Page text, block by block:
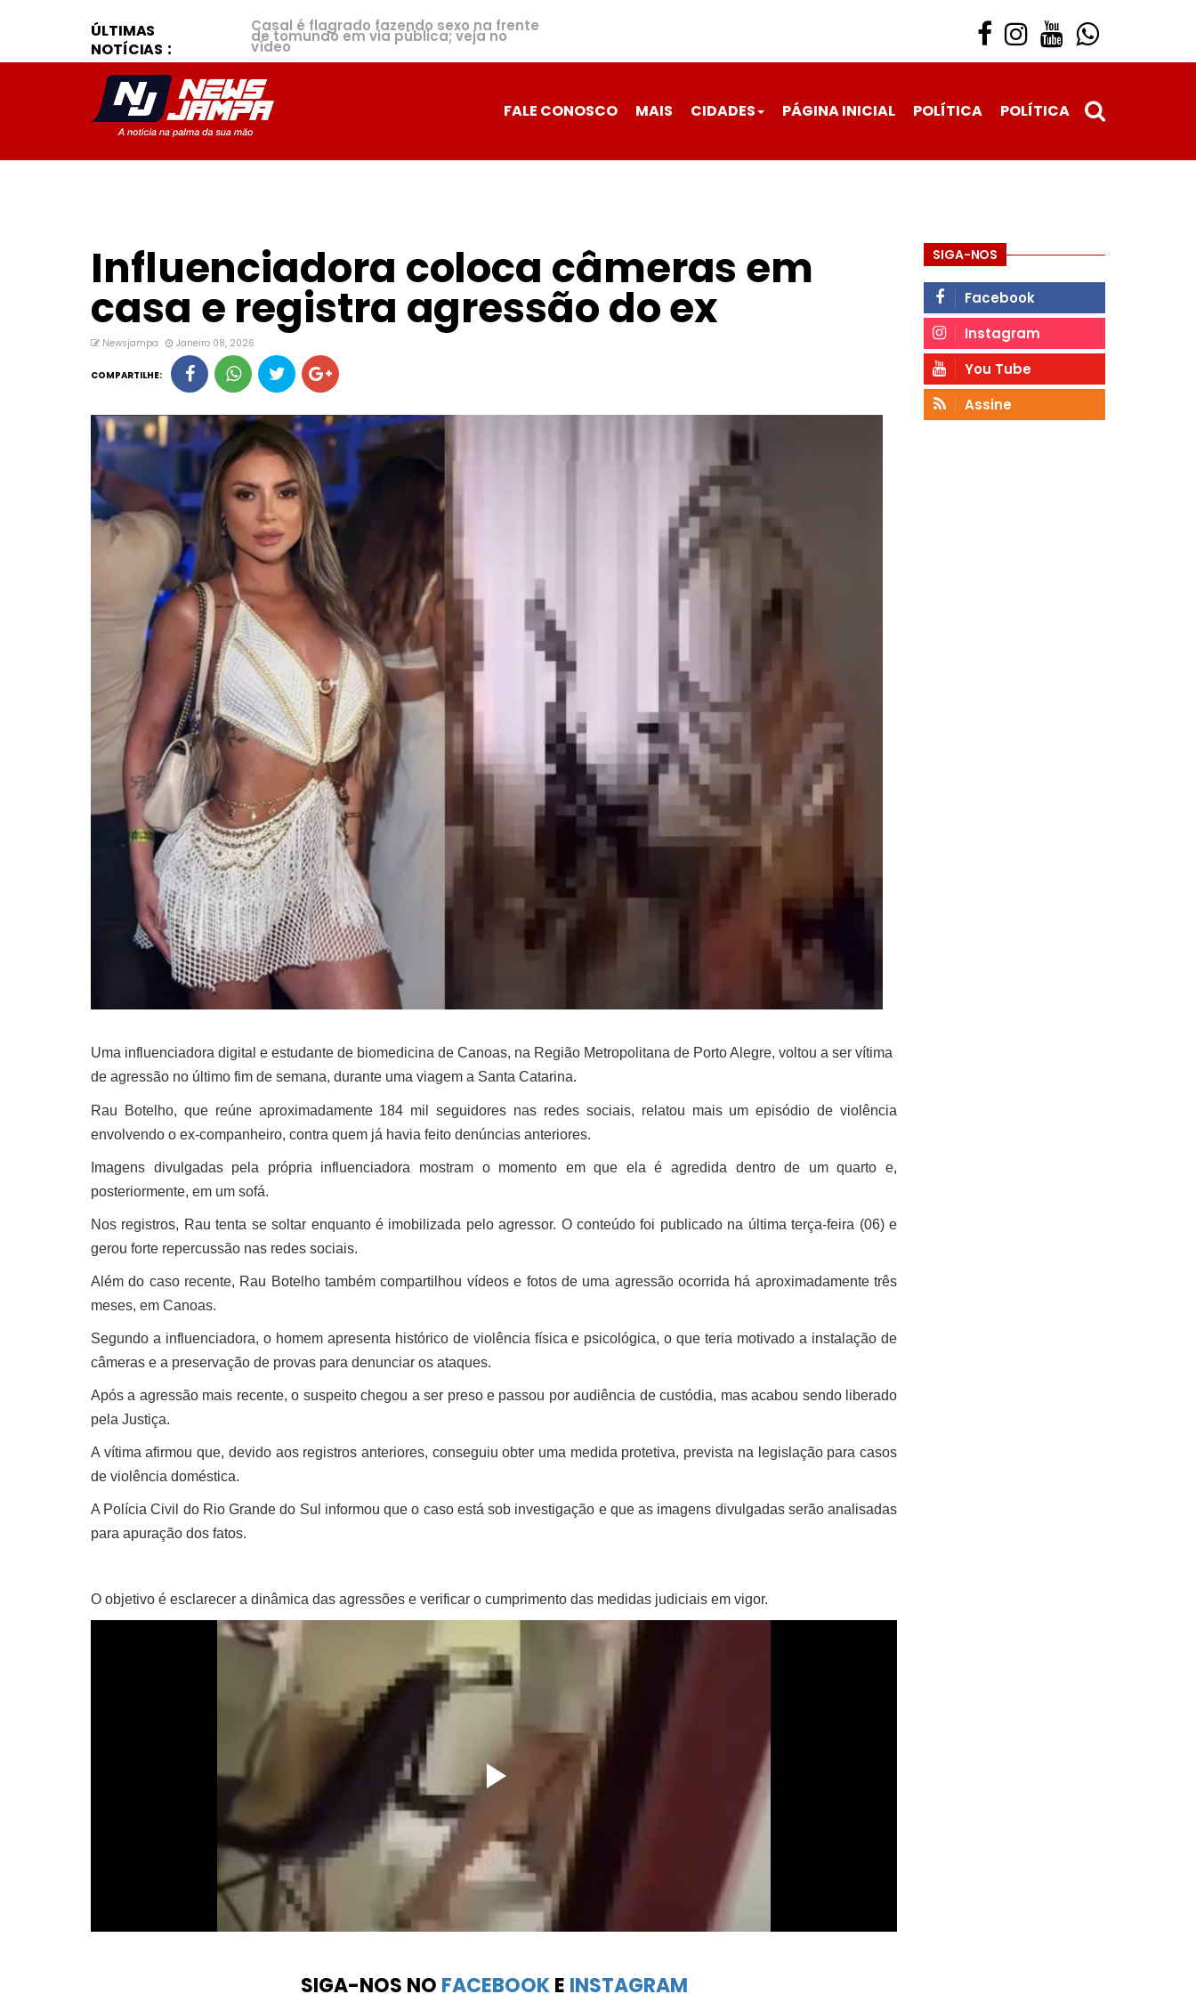
ÚLTIMAS
NOTÍCIAS
Casal é flagrado fazendo sexo na frente
de tomundo em via pública; veja no
vídeo
FALE CONOSCO MAIS CIDADES PÁGINA INICIAL POLÍTICA POLÍTICA
Influenciadora coloca câmeras em
casa e registra agressão do ex
Newsjampa Janeiro 08, 2026
COMPARTILHE:
Uma influenciadora digital e estudante de biomedicina de Canoas, na Região Metropolitana de Porto Alegre, voltou a ser vítima
de agressão no último fim de semana, durante uma viagem a Santa Catarina.
Rau Botelho, que reúne aproximadamente 184 mil seguidores nas redes sociais, relatou mais um episódio de violência
envolvendo o ex-companheiro, contra quem já havia feito denúncias anteriores.
Imagens divulgadas pela própria influenciadora mostram o momento em que ela é agredida dentro de um quarto e,
posteriormente, em um sofá.
Nos registros, Rau tenta se soltar enquanto é imobilizada pelo agressor. O conteúdo foi publicado na última terça-feira (06) e
gerou forte repercussão nas redes sociais.
Além do caso recente, Rau Botelho também compartilhou vídeos e fotos de uma agressão ocorrida há aproximadamente três
meses, em Canoas.
Segundo a influenciadora, o homem apresenta histórico de violência física e psicológica, o que teria motivado a instalação de
câmeras e a preservação de provas para denunciar os ataques.
Após a agressão mais recente, o suspeito chegou a ser preso e passou por audiência de custódia, mas acabou sendo liberado
pela Justiça.
A vítima afirmou que, devido aos registros anteriores, conseguiu obter uma medida protetiva, prevista na legislação para casos
de violência doméstica.
A Polícia Civil do Rio Grande do Sul informou que o caso está sob investigação e que as imagens divulgadas serão analisadas
para apuração dos fatos.
O objetivo é esclarecer a dinâmica das agressões e verificar o cumprimento das medidas judiciais em vigor.
SIGA-NOS NO FACEBOOKE INSTAGRAM
SIGA-NOS
Facebook
Instagram
You Tube
Assine